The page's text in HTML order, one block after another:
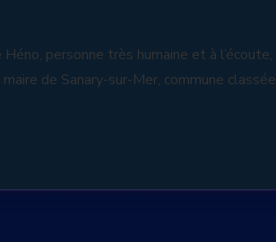
personne très humaine et à l’écoute,
de Sanary-sur-Mer, commune classée